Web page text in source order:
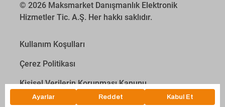
© 2026 Maksmarket Danışmanlık Elektronik
Hizmetler Tic. A.Ş. Her hakkı saklıdır.
Kullanım Koşulları
Çerez Politikası
Kişisel Verilerin Korunması Kanunu
İletişim Aydınlatma Metni